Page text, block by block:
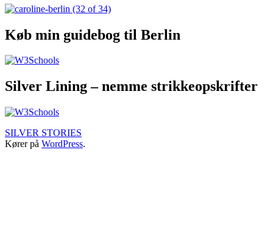
2022
Fejø,
STORIES
Køb min guidebog til Berlin
Silver Lining – nemme strikkeopskrifter
SILVER STORIES
Kører på WordPress.